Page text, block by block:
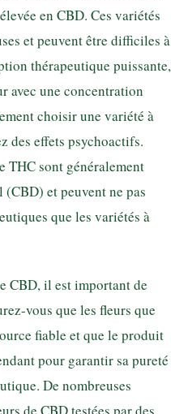
en CBD. Ces variétés
et peuvent être difficiles à
thérapeutique puissante,
avec une concentration
choisir une variété à
des effets psychoactifs.
THC sont généralement
et peuvent ne pas
que les variétés à
CBD, il est important de
vous que les fleurs que
fiable et que le produit
pour garantir sa pureté
De nombreuses
de CBD testées par des